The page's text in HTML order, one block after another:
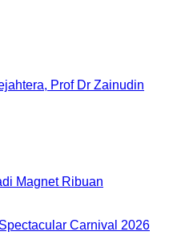
Prof Dr Zainudin
Magnet Ribuan
Carnival 2026